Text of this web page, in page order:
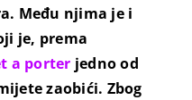
Među njima je i
je, prema
a porter jedno od
zaobići. Zbog